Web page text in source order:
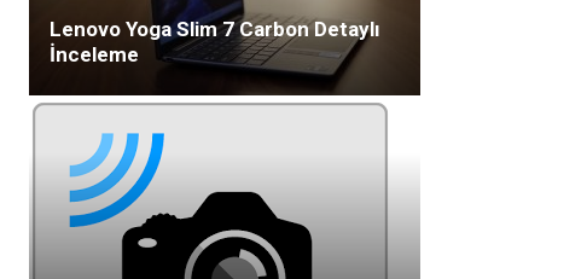
Lenovo Yoga Slim 7 Carbon Detaylı
İnceleme